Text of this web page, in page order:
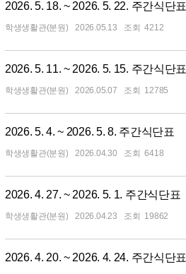
2026. 5. 18. ~ 2026. 5. 22. 주간식단표
학생생활관(분원) 2026.05.13 4212
2026. 5. 11. ~ 2026. 5. 15. 주간식단표
학생생활관(분원) 2026.05.07 12785
2026. 5. 4. ~ 2026. 5. 8. 주간식단표
학생생활관(분원) 2026.04.30 6418
2026. 4. 27. ~ 2026. 5. 1. 주간식단표
학생생활관(분원) 2026.04.23 19862
2026. 4. 20. ~ 2026. 4. 24. 주간식단표